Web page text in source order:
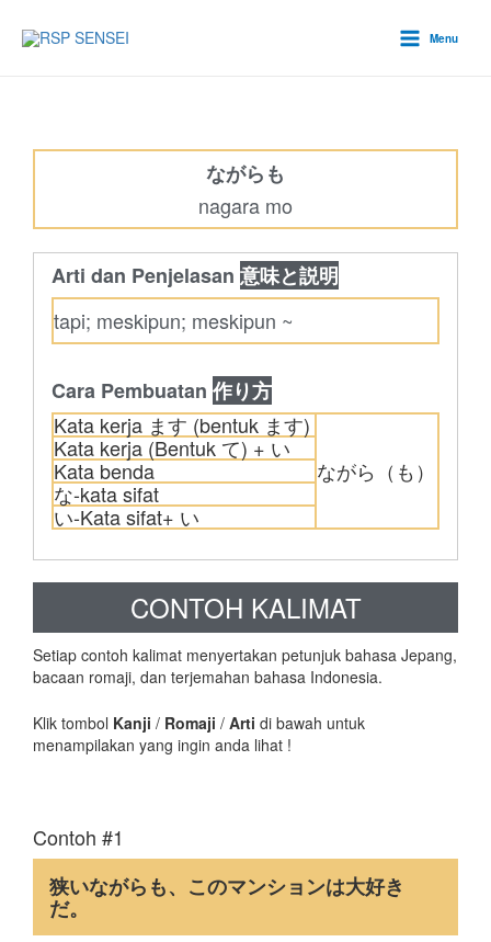
konten
Menu
Menu
ながらも
nagara mo
Arti dan Penjelasan 意味と説明
tapi; meskipun; meskipun ~
Cara Pembuatan 作り方
Kata kerja ます (bentuk ます)
ながら（も）
Kata kerja (Bentuk て) + い
Kata benda
な-kata sifat
い-Kata sifat+ い
CONTOH KALIMAT
Setiap contoh kalimat menyertakan petunjuk bahasa Jepang,
bacaan romaji, dan terjemahan bahasa Indonesia.
Klik tombol Kanji / Romaji / Arti di bawah untuk
menampilakan yang ingin anda lihat !
Contoh #1
狭いながらも、このマンションは大好き
だ。